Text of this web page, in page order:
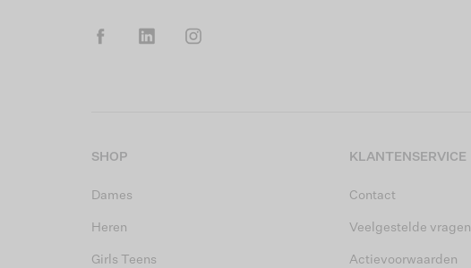
SHOP
Dames
Heren
Girls Teens
KLANTENSERVICE
Contact
Veelgestelde vragen
Actievoorwaarden